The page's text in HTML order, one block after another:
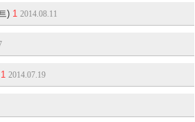
) 1 2014.08.11
1 2014.07.19